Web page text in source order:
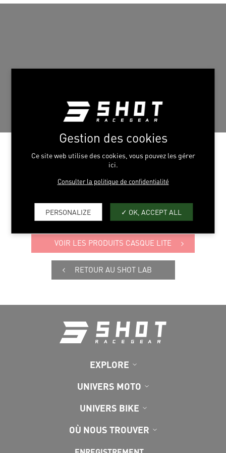
VOIR LES PRODUITS CASQUE LITE
RETOUR AU SHOT LAB
EXPLORE
UNIVERS MOTO
UNIVERS BIKE
OÙ NOUS TROUVER
Gestion des cookies
Ce site web utilise des cookies, vous pouvez les gérer
ici.
Consulter la politique de confidentialité
PERSONALIZE OK, ACCEPT ALL